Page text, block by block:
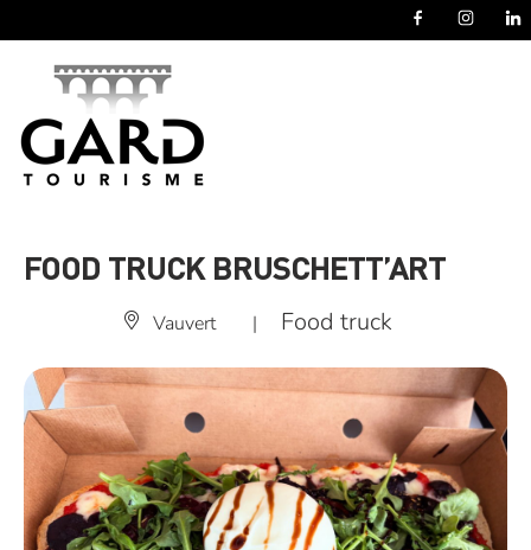
FOOD TRUCK BRUSCHETT’ART
Vauvert | Food truck